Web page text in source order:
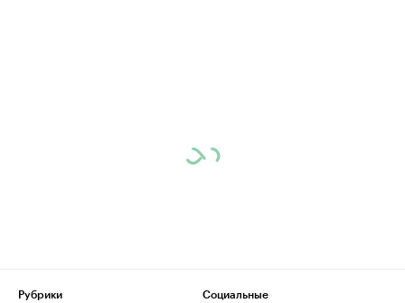
Рубрики
Социальные